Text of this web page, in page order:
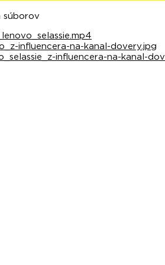
súborov
influencera-na-kanal-dovery.jpg
influencera-na-kanal-